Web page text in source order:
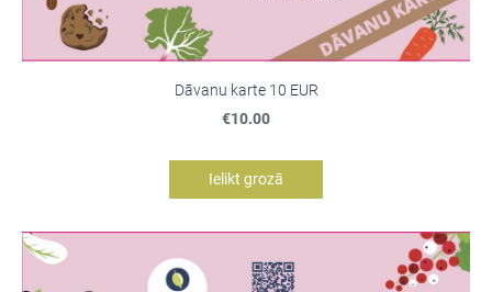
Dāvanu karte 10 EUR
€10.00
Ielikt grozā